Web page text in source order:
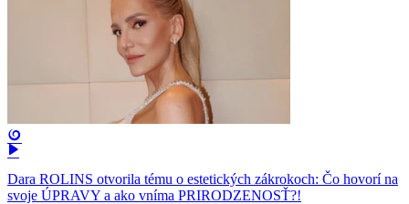
Dara ROLINS otvorila tému o estetických zákrokoch: Čo hovorí na
svoje ÚPRAVY a ako vníma PRIRODZENOSŤ?!